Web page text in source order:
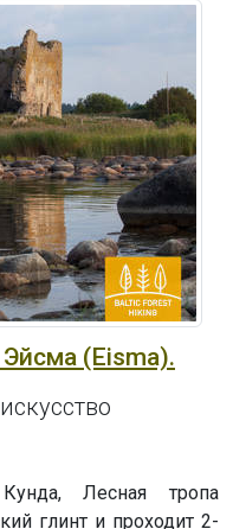
(Eisma).
Лесная тропа
глинт и проходит 2-